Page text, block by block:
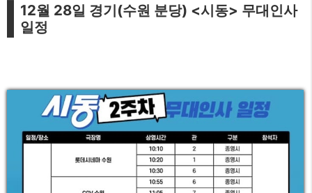
12월 28일 경기(수원 분당) <시동> 무대인사
일정